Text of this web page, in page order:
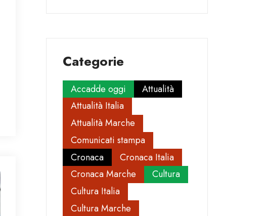
Categorie
Accadde oggi
Attualità
Attualità Italia
Attualità Marche
Comunicati stampa
Cronaca
Cronaca Italia
Cronaca Marche
Cultura
Cultura Italia
Cultura Marche